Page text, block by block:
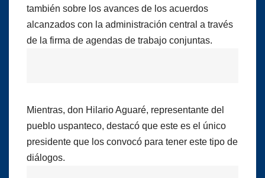
también sobre los avances de los acuerdos
alcanzados con la administración central a través
de la firma de agendas de trabajo conjuntas.
Mientras, don Hilario Aguaré, representante del
pueblo uspanteco, destacó que este es el único
presidente que los convocó para tener este tipo de
diálogos.